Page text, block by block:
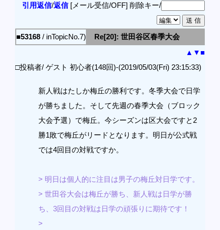
引用返信/返信[メール受信/OFF] 削除キー/
■53168 / inTopicNo.7)
Re[20]: 世田谷区春季大会
▲ ▼■
□投稿者/ ゲスト 初心者(148回)-(2019/05/03(Fri) 23:15:33)
新人戦はたしか梅丘の勝利です。冬季大会で日学
が勝ちました。そして先週の春季大会（ブロック
大会予選）で梅丘。今シーズンは区大会ですと2
勝1敗で梅丘がリードとなります。明日が公式戦
では4回目の対戦ですか。
> 明日は個人的に注目は男子の梅丘対日学です。
> 世田谷大会は梅丘が勝ち、新人戦は日学が勝
ち、3回目の対戦は日学の頑張りに期待です！
>